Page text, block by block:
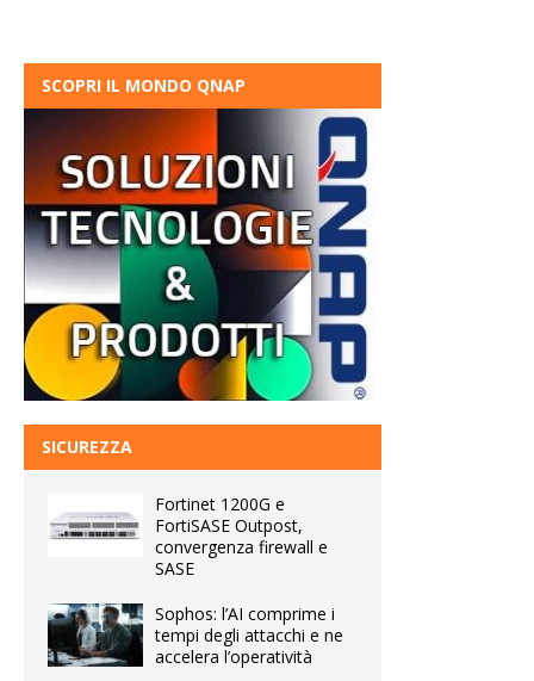
SCOPRI IL MONDO QNAP
SICUREZZA
Fortinet 1200G e
FortiSASE Outpost,
convergenza firewall e
SASE
Sophos: l’AI comprime i
tempi degli attacchi e ne
accelera l’operatività